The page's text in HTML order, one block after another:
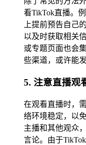
看TikTok直播。
上提前预告自己
以及时获取相关
或专题页面也会
些渠道，或许能
5. 注意直播观
在观看直播时，
络环境稳定，以
主播和其他观众
言论。由于